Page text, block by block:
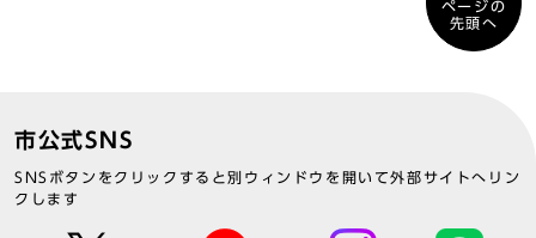
ページの
先頭へ
市公式SNS
SNSボタンをクリックすると別ウィンドウを開いて外部サイトへリン
クします